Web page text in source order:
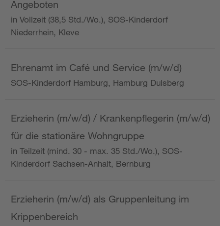
Angeboten
in Vollzeit (38,5 Std./Wo.), SOS-Kinderdorf
Niederrhein, Kleve
Ehrenamt im Café und Service (m/w/d)
SOS-Kinderdorf Hamburg, Hamburg Dulsberg
Erzieherin (m/w/d) / Krankenpflegerin (m/w/d)
für die stationäre Wohngruppe
in Teilzeit (mind. 30 - max. 35 Std./Wo.), SOS-
Kinderdorf Sachsen-Anhalt, Bernburg
Erzieherin (m/w/d) als Gruppenleitung im
Krippenbereich